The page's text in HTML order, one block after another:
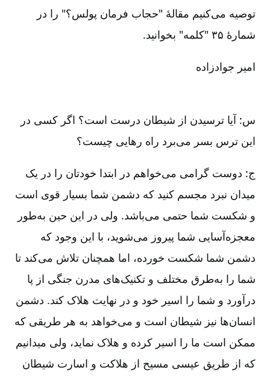
توصیه می‌کنیم مقالۀ "حجاب فرمان پولس؟" را در
شمارۀ ۳۵ "کلمه" بخوانید.
امیر جوادزاده
س: آیا ترسیدن از شیطان درست است؟ اگر کسی در
این ترس بسر می‌برد راه رهایی چیست؟
ج: دوست گرامی می‌خواهم در ابتدا خودتان را در یک
میدان نبرد مجسم کنید که دشمن شما بسیار قوی است
و شکست شما حتمی می‌باشد. ولی در این حین به‌طور
معجزه‌آسایی شما پیروز می‌شوید، با این وجود که
دشمن شما شکست ‌خورده، اما همچنان تلاش می‌کند تا
شما را به‌طرق مختلف و تکنیک‌های مدرن جنگی از پا
درآورد و شما را اسیر خود و در نهایت هلاک کند. دشمن
انسان‌ها نیز شیطان است و می‌خواهد به هر طریقی که
ممکن است ما را اسیر کرده و هلاک نماید، ولی می‏دانیم
که از طریق عیسی مسیح از هلاکت و اسارت شیطان